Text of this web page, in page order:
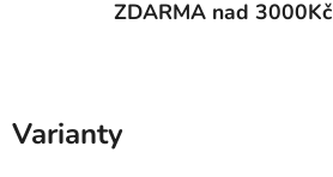
ZDARMA nad 3000Kč
Varianty